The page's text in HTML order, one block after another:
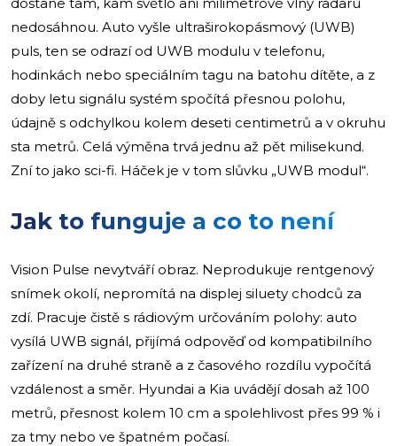
nedosáhnou. Auto vyšle ultraširokopásmový (UWB)
puls, ten se odrazí od UWB modulu v telefonu,
hodinkách nebo speciálním tagu na batohu dítěte, a z
doby letu signálu systém spočítá přesnou polohu,
údajně s odchylkou kolem deseti centimetrů a v okruhu
sta metrů. Celá výměna trvá jednu až pět milisekund.
Zní to jako sci-fi. Háček je v tom slůvku „UWB modul“.
Jak to funguje a co to není
Vision Pulse nevytváří obraz. Neprodukuje rentgenový
snímek okolí, nepromítá na displej siluety chodců za
zdí. Pracuje čistě s rádiovým určováním polohy: auto
vysílá UWB signál, přijímá odpověď od kompatibilního
zařízení na druhé straně a z časového rozdílu vypočítá
vzdálenost a směr. Hyundai a Kia uvádějí dosah až 100
metrů, přesnost kolem 10 cm a spolehlivost přes 99 % i
za tmy nebo ve špatném počasí.